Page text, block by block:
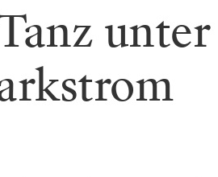
unter